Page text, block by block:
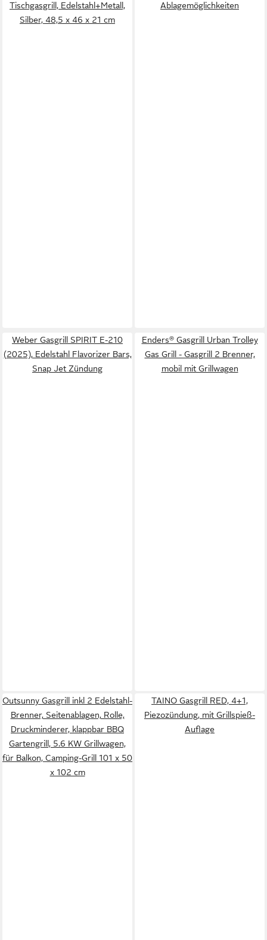
Tischgasgrill, Edelstahl+Metall,
Silber, 48,5 x 46 x 21 cm
Ablagemöglichkeiten
Weber Gasgrill SPIRIT E-210
(2025), Edelstahl Flavorizer Bars,
Snap Jet Zündung
Enders® Gasgrill Urban Trolley
Gas Grill - Gasgrill 2 Brenner,
mobil mit Grillwagen
Outsunny Gasgrill inkl 2 Edelstahl-
Brenner, Seitenablagen, Rolle,
Druckminderer, klappbar BBQ
Gartengrill, 5.6 KW Grillwagen,
für Balkon, Camping-Grill 101 x 50
x 102 cm
TAINO Gasgrill RED, 4+1,
Piezozündung, mit Grillspieß-
Auflage